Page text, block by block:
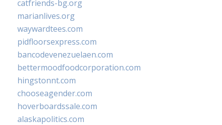
catfriends-bg.org
marianlives.org
waywardtees.com
pidfloorsexpress.com
bancodevenezuelaen.com
bettermoodfoodcorporation.com
hingstonnt.com
chooseagender.com
hoverboardssale.com
alaskapolitics.com